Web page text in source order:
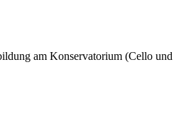
am Konservatorium (Cello und